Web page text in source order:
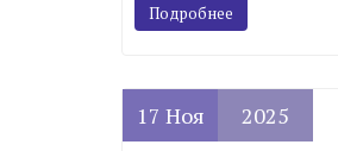
Подробнее
17 Ноя 2025